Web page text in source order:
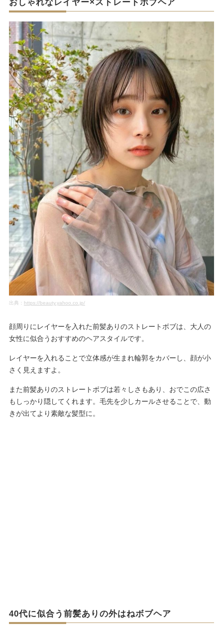
おしゃれなレイヤー×ストレートボブヘア
出典： https://beauty.yahoo.co.jp/
顔周りにレイヤーを入れた前髪ありのストレートボブは、大人の
女性に似合うおすすめのヘアスタイルです。
レイヤーを入れることで立体感が生まれ輪郭をカバーし、顔が小
さく見えますよ。
また前髪ありのストレートボブは若々しさもあり、おでこの広さ
もしっかり隠してくれます。毛先を少しカールさせることで、動
きが出てより素敵な髪型に。
40代に似合う前髪ありの外はねボブヘア